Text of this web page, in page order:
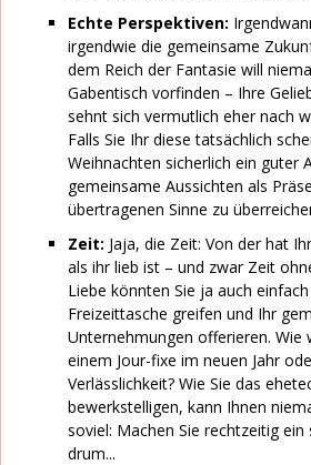
Echte Perspektiven:
irgendwie die gemeinsame
dem Reich der Fantasie will
Gabentisch vorfinden – Ihre
sehnt sich vermutlich eher nach
Falls Sie Ihr diese tatsächlich
Weihnachten sicherlich ein guter
gemeinsame Aussichten als
übertragenen Sinne zu
Zeit: Jaja, die Zeit: Von der hat
als ihr lieb ist – und zwar Zeit
Liebe könnten Sie ja auch
Freizeittasche greifen und Ihr
Unternehmungen offerieren. Wie
einem Jour-fixe im neuen Jahr
Verlässlichkeit? Wie Sie das
bewerkstelligen, kann Ihnen
soviel: Machen Sie rechtzeitig ein
drum...